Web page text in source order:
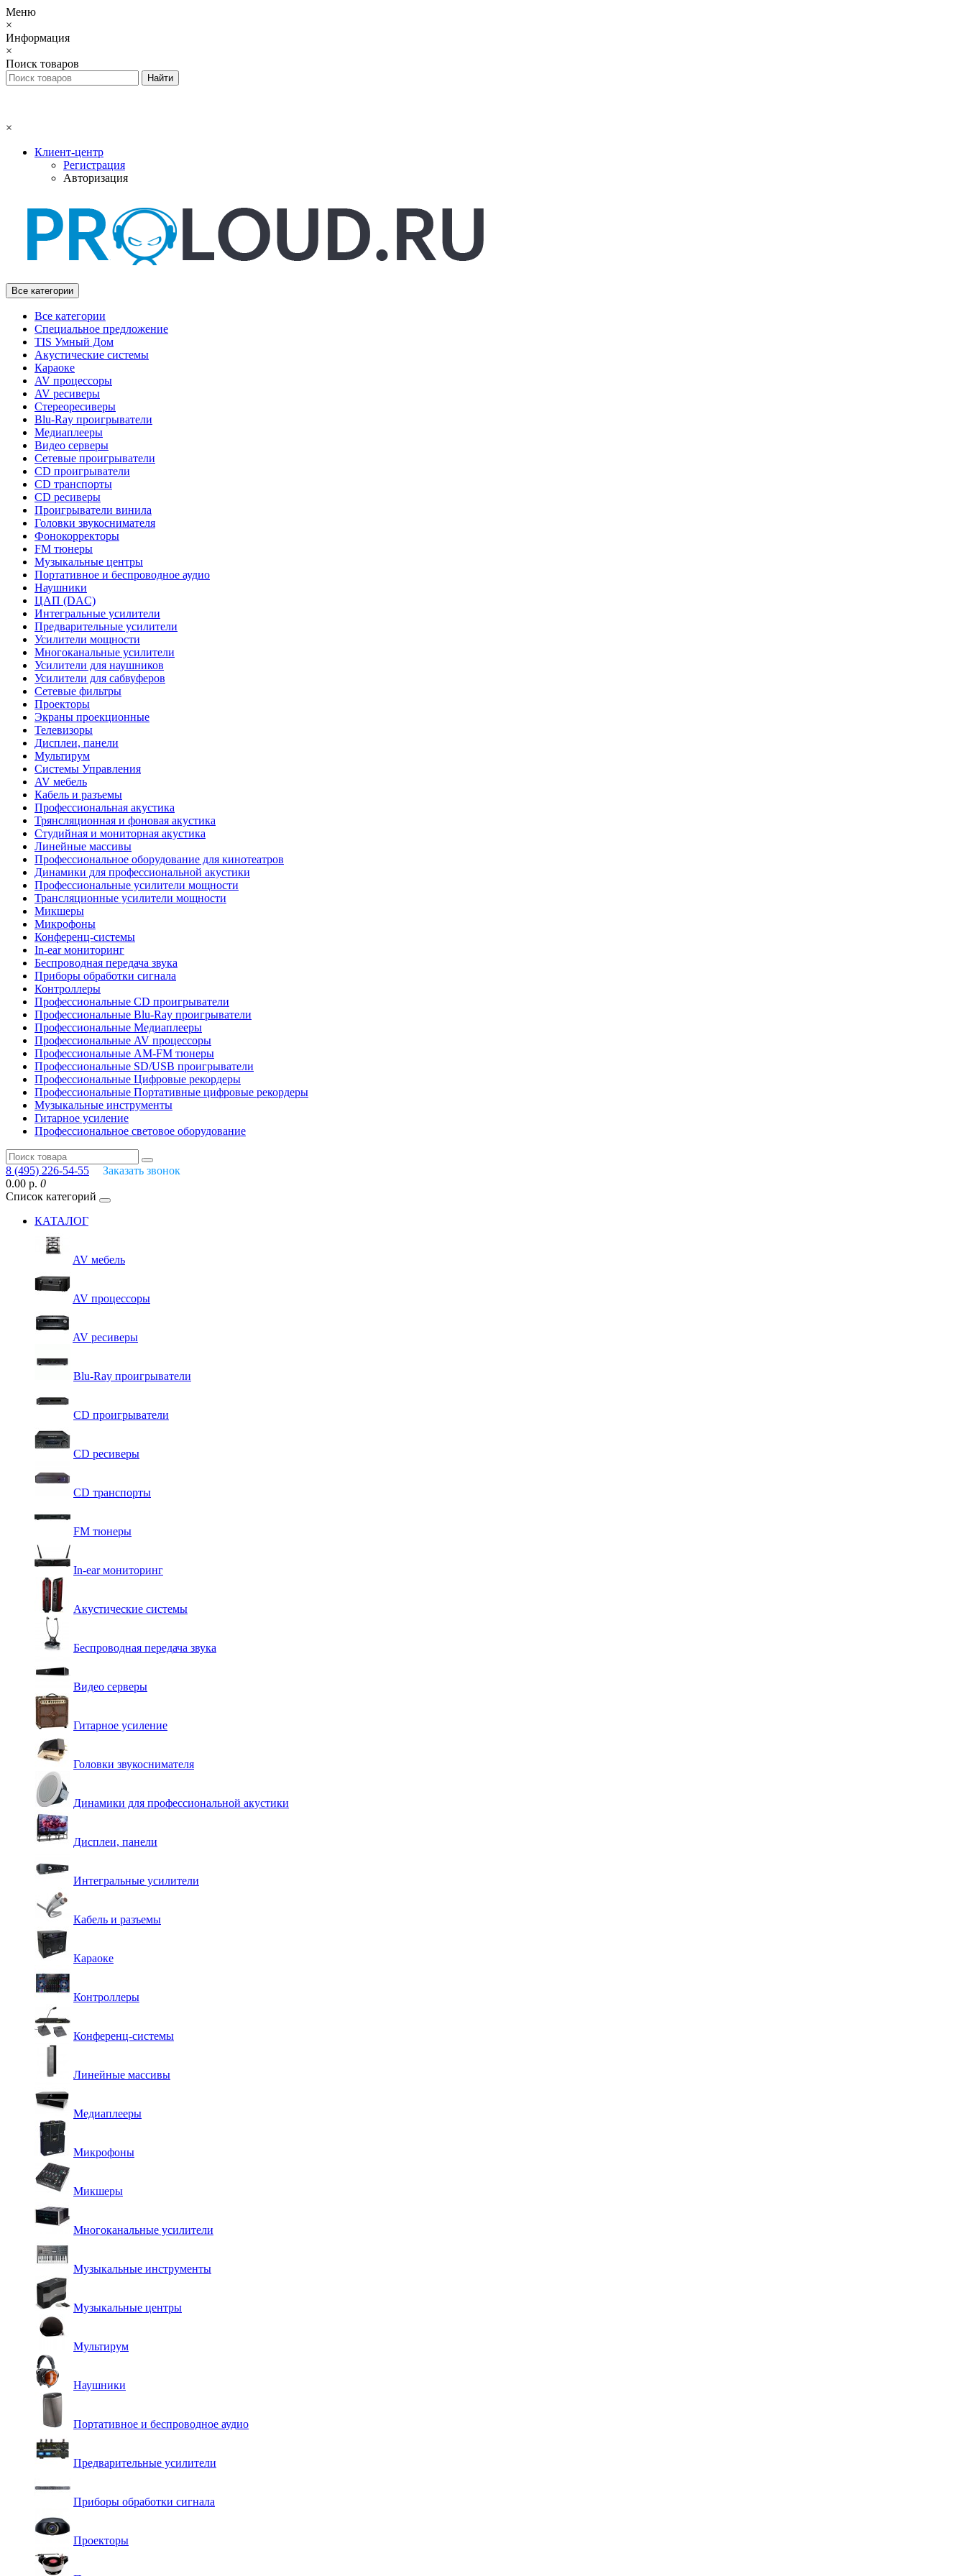
Меню
×
Информация
×
Поиск товаров
×
Клиент-центр
Регистрация
Авторизация
Все категории
Все категории
Специальное предложение
TIS Умный Дом
Акустические системы
Караоке
AV процессоры
AV ресиверы
Стереоресиверы
Blu-Ray проигрыватели
Медиаплееры
Видео серверы
Сетевые проигрыватели
CD проигрыватели
CD транспорты
CD ресиверы
Проигрыватели винила
Головки звукоснимателя
Фонокорректоры
FM тюнеры
Музыкальные центры
Портативное и беспроводное аудио
Наушники
ЦАП (DAC)
Интегральные усилители
Предварительные усилители
Усилители мощности
Многоканальные усилители
Усилители для наушников
Усилители для сабвуферов
Сетевые фильтры
Проекторы
Экраны проекционные
Телевизоры
Дисплеи, панели
Мультирум
Системы Управления
AV мебель
Кабель и разъемы
Профессиональная акустика
Трянсляционная и фоновая акустика
Студийная и мониторная акустика
Линейные массивы
Профессиональное оборудование для кинотеатров
Динамики для профессиональной акустики
Профессиональные усилители мощности
Трансляционные усилители мощности
Микшеры
Микрофоны
Конференц-системы
In-ear мониторинг
Беспроводная передача звука
Приборы обработки сигнала
Контроллеры
Профессиональные СD проигрыватели
Профессиональные Blu-Ray проигрыватели
Профессиональные Медиаплееры
Профессиональные AV процессоры
Профессиональные AM-FM тюнеры
Профессиональные SD/USB проигрыватели
Профессиональные Цифровые рекордеры
Профессиональные Портативные цифровые рекордеры
Музыкальные инструменты
Гитарное усиление
Профессиональное световое оборудование
8 (495) 226-54-55
Заказать звонок
0.00 р. 0
Список категорий
КАТАЛОГ
AV мебель
AV процессоры
AV ресиверы
Blu-Ray проигрыватели
CD проигрыватели
CD ресиверы
CD транспорты
FM тюнеры
In-ear мониторинг
Акустические системы
Беспроводная передача звука
Видео серверы
Гитарное усиление
Головки звукоснимателя
Динамики для профессиональной акустики
Дисплеи, панели
Интегральные усилители
Кабель и разъемы
Караоке
Контроллеры
Конференц-системы
Линейные массивы
Медиаплееры
Микрофоны
Микшеры
Многоканальные усилители
Музыкальные инструменты
Музыкальные центры
Мультирум
Наушники
Портативное и беспроводное аудио
Предварительные усилители
Приборы обработки сигнала
Проекторы